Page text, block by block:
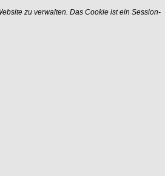
zu verwalten. Das Cookie ist ein Session-